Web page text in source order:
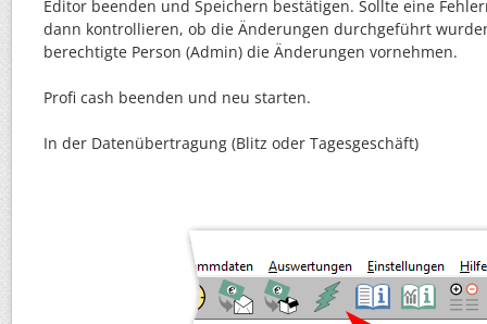
Editor beenden und Speichern bestätigen. Sollte eine
dann kontrollieren, ob die Änderungen durchgeführt
berechtigte Person (Admin) die Änderungen vornehmen.
Profi cash beenden und neu starten.
In der Datenübertragung (Blitz oder Tagesgeschäft)